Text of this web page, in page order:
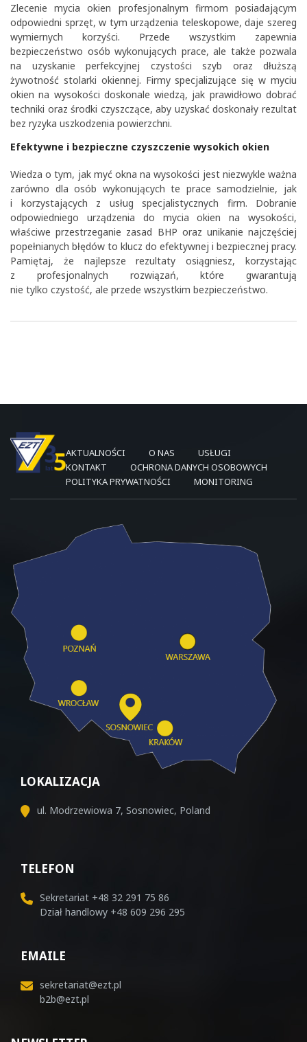
Zlecenie mycia okien profesjonalnym firmom posiadającym
odpowiedni sprzęt, w tym urządzenia teleskopowe, daje szereg
wymiernych korzyści. Przede wszystkim zapewnia
bezpieczeństwo osób wykonujących prace, ale także pozwala
na uzyskanie perfekcyjnej czystości szyb oraz dłuższą
żywotność stolarki okiennej. Firmy specjalizujące się w myciu
okien na wysokości doskonale wiedzą, jak prawidłowo dobrać
techniki oraz środki czyszczące, aby uzyskać doskonały rezultat
bez ryzyka uszkodzenia powierzchni.
Efektywne i bezpieczne czyszczenie wysokich okien
Wiedza o tym, jak myć okna na wysokości jest niezwykle ważna
zarówno dla osób wykonujących te prace samodzielnie, jak
i korzystających z usług specjalistycznych firm. Dobranie
odpowiedniego urządzenia do mycia okien na wysokości,
właściwe przestrzeganie zasad BHP oraz unikanie najczęściej
popełnianych błędów to klucz do efektywnej i bezpiecznej pracy.
Pamiętaj, że najlepsze rezultaty osiągniesz, korzystając
z profesjonalnych rozwiązań, które gwarantują
nie tylko czystość, ale przede wszystkim bezpieczeństwo.
AKTUALNOŚCI O NAS
USŁUGI
KONTAKT
OCHRONA DANYCH OSOBOWYCH
POLITYKA PRYWATNOŚCI
MONITORING
LOKALIZACJA
ul. Modrzewiowa 7, Sosnowiec, Poland
TELEFON
Sekretariat +48 32 291 75 86
Dział handlowy +48 609 296 295
EMAILE
sekretariat@ezt.pl
b2b@ezt.pl